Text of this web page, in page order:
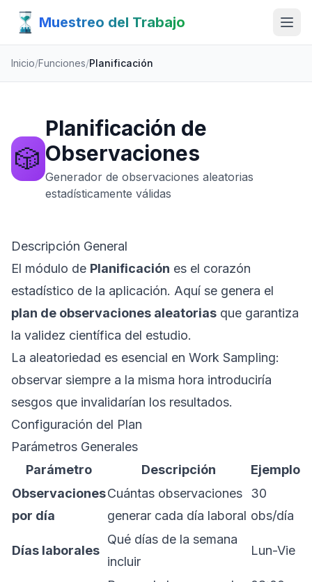
Muestreo del Trabajo
Inicio/Funciones/Planificación
🎲
Planificación de
Observaciones
Generador de observaciones aleatorias
estadísticamente válidas
Descripción General
El módulo de Planificación es el corazón
estadístico de la aplicación. Aquí se genera el
plan de observaciones aleatorias que garantiza
la validez científica del estudio.
La aleatoriedad es esencial en Work Sampling:
observar siempre a la misma hora introduciría
sesgos que invalidarían los resultados.
Configuración del Plan
Parámetros Generales
Parámetro
Descripción
Ejemplo
Observaciones
por día
Cuántas observaciones
generar cada día laboral
30
obs/día
Días laborales
Qué días de la semana
incluir
Lun-Vie